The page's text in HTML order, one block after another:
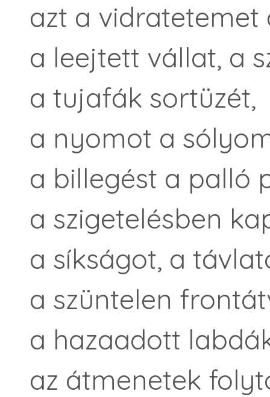
azt a
a leejtett vállat, a
a tujafák sortüzét,
a nyomot a
a billegést a palló
a szigetelésben
a síkságot, a
a szüntelen
a hazaadott
az átmenetek